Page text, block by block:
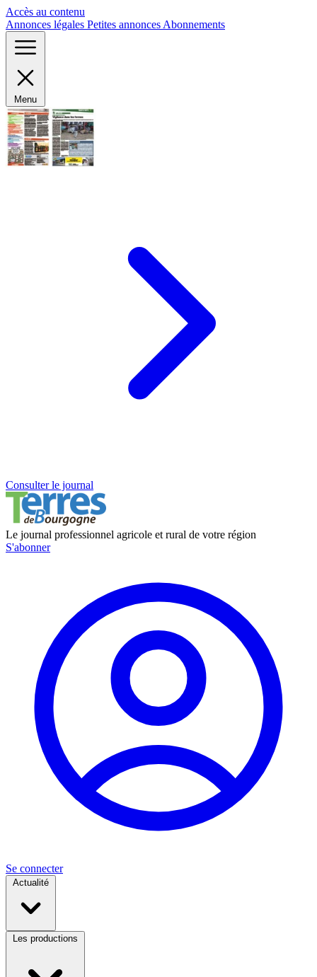
Accès au contenu
Annonces légales Petites annonces Abonnements
Menu
Consulter le journal
Le journal professionnel agricole et rural de votre région
S'abonner
Se connecter
Actualité
Les productions
Panneau de gestion des cookies